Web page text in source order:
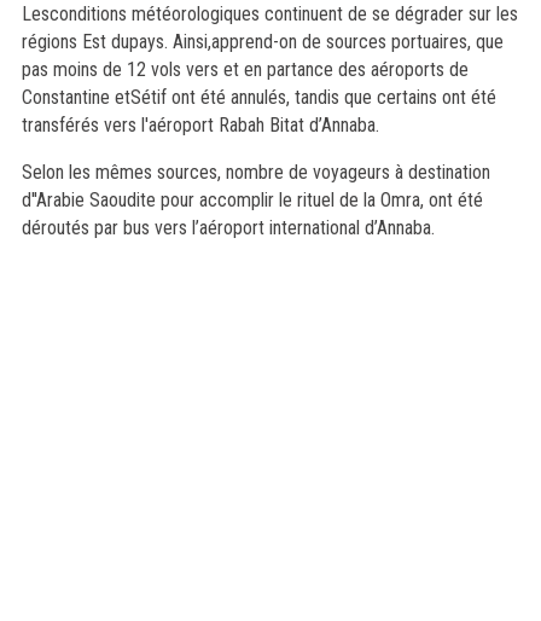
Lesconditions météorologiques continuent de se dégrader sur les
régions Est dupays. Ainsi,apprend-on de sources portuaires, que
pas moins de 12 vols vers et en partance des aéroports de
Constantine etSétif ont été annulés, tandis que certains ont été
transférés vers l'aéroport Rabah Bitat d’Annaba.
Selon les mêmes sources, nombre de voyageurs à destination
d''Arabie Saoudite pour accomplir le rituel de la Omra, ont été
déroutés par bus vers l’aéroport international d’Annaba.